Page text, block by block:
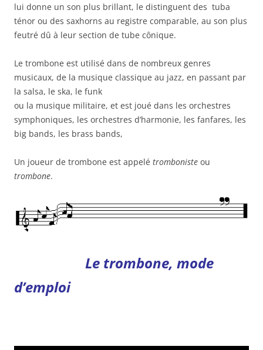
lui donne un son plus brillant, le distinguent des tuba
ténor ou des saxhorns au registre comparable, au son plus
feutré dû à leur section de tube cônique.
Le trombone est utilisé dans de nombreux genres
musicaux, de la musique classique au jazz, en passant par
la salsa, le ska, le funk
ou la musique militaire, et est joué dans les orchestres
symphoniques, les orchestres d’harmonie, les fanfares, les
big bands, les brass bands,
Un joueur de trombone est appelé tromboniste ou
trombone.
Le trombone, mode
d’emploi